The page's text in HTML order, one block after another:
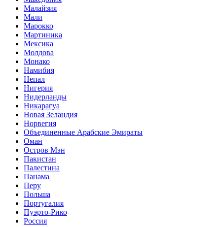
Малайзия
Мали
Марокко
Мартиника
Мексика
Молдова
Монако
Намибия
Непал
Нигерия
Нидерланды
Никарагуа
Новая Зеландия
Норвегия
Объединенные Арабские Эмираты
Оман
Остров Мэн
Пакистан
Палестина
Панама
Перу
Польша
Португалия
Пуэрто-Рико
Россия